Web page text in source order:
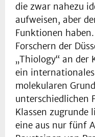
die zwar nahezu
aufweisen, aber
Funktionen
Forschern der
„Thiology“ an
ein
molekularen
unterschiedlichen
Klassen zugrunde
eine aus nur fünf